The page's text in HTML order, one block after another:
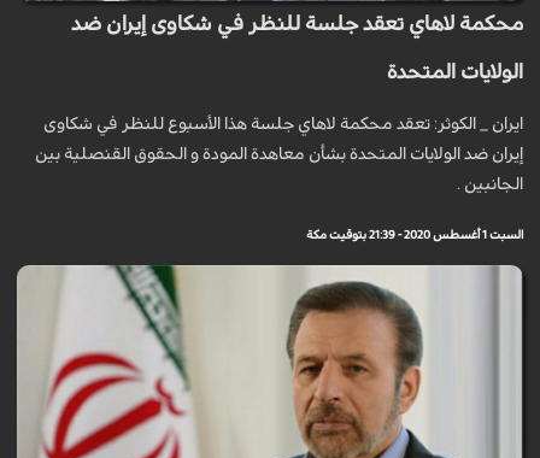
محكمة لاهاي تعقد جلسة للنظر في شكاوى إيران ضد
الولايات المتحدة
ايران _ الكوثر: تعقد محكمة لاهاي جلسة هذا الأسبوع للنظر في شكاوى
إيران ضد الولايات المتحدة بشأن معاهدة المودة و الحقوق القنصلية بين
الجانبين .
السبت 1 أغسطس 2020 - 21:39 بتوقيت مكة